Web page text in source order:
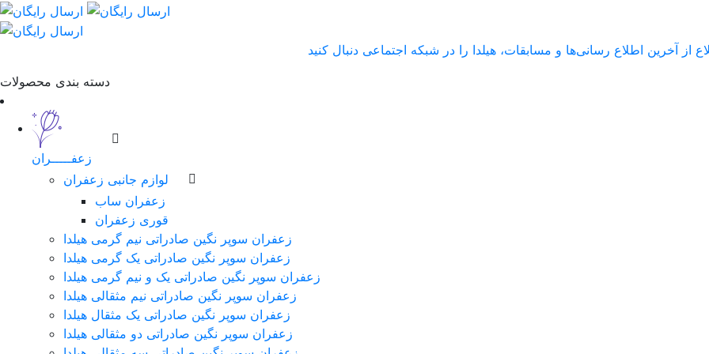
دسته بندی محصولات
زعفـــــران
لوازم جانبی زعفران
زعفران ساب
قوری زعفران
زعفران سوپر نگین صادراتی نیم گرمی هیلدا
زعفران سوپر نگین صادراتی یک گرمی هیلدا
زعفران سوپر نگین صادراتی یک و نیم گرمی هیلدا
زعفران سوپر نگین صادراتی نیم مثقالی هیلدا
زعفران سوپر نگین صادراتی یک مثقال هیلدا
زعفران سوپر نگین صادراتی دو مثقالی هیلدا